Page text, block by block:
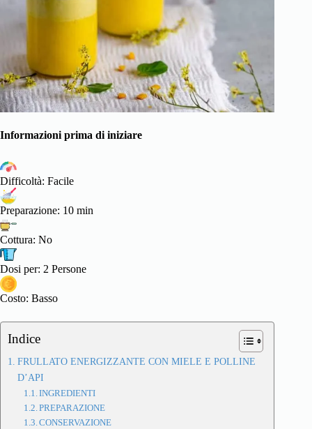
Informazioni prima di iniziare
Difficoltà: Facile
Preparazione: 10 min
Cottura: No
Dosi per: 2 Persone
Costo: Basso
Indice
FRULLATO ENERGIZZANTE CON MIELE E POLLINE
D’API
INGREDIENTI
PREPARAZIONE
CONSERVAZIONE